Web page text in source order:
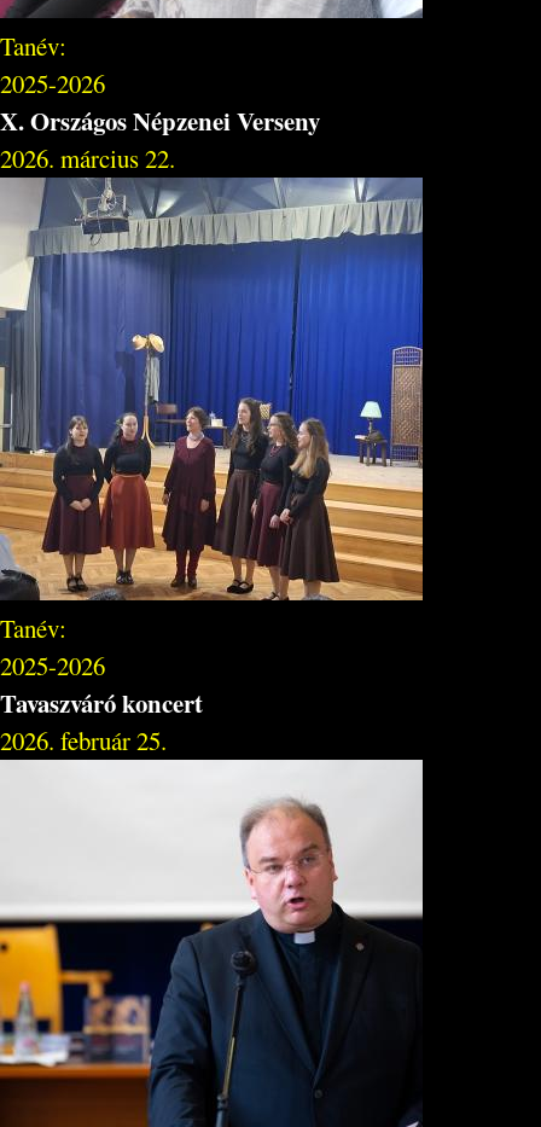
Tanév:
2025-2026
X. Országos Népzenei Verseny
2026. március 22.
Tanév:
2025-2026
Tavaszváró koncert
2026. február 25.